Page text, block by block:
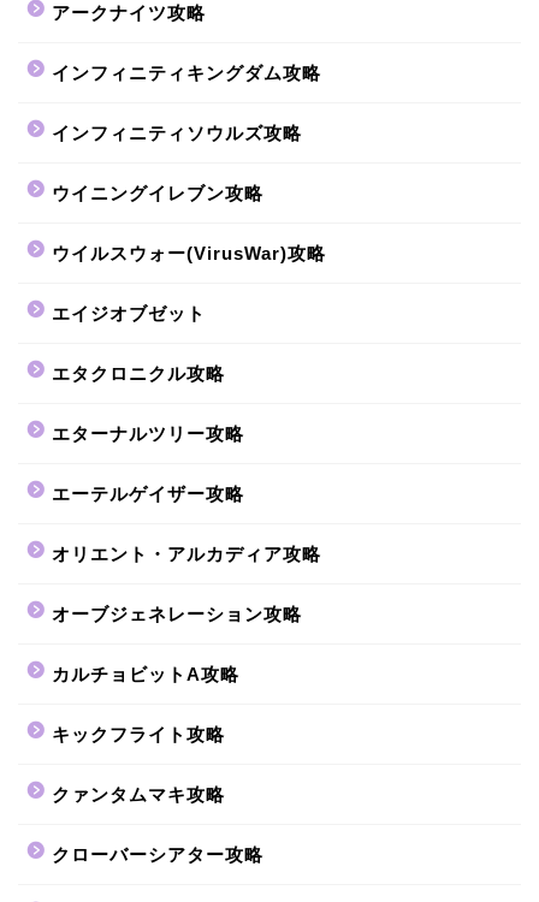
アークナイツ攻略
インフィニティキングダム攻略
インフィニティソウルズ攻略
ウイニングイレブン攻略
ウイルスウォー(VirusWar)攻略
エイジオブゼット
エタクロニクル攻略
エターナルツリー攻略
エーテルゲイザー攻略
オリエント・アルカディア攻略
オーブジェネレーション攻略
カルチョビットA攻略
キックフライト攻略
クァンタムマキ攻略
クローバーシアター攻略